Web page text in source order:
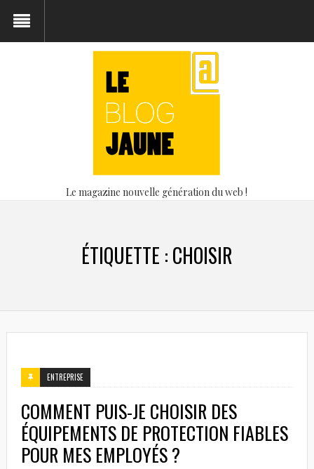
Le magazine nouvelle génération du web !
ÉTIQUETTE :CHOISIR
ENTREPRISE
COMMENT PUIS-JE CHOISIR DES
ÉQUIPEMENTS DE PROTECTION FIABLES
POUR MES EMPLOYÉS ?